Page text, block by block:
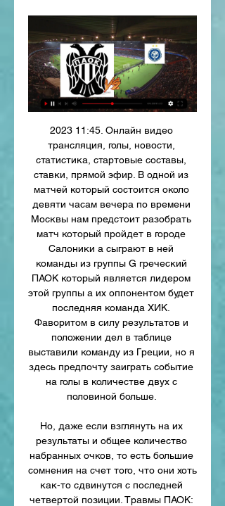
2023 11:45. Онлайн видео
трансляция, голы, новости,
статистика, стартовые составы,
ставки, прямой эфир. В одной из
матчей который состоится около
девяти часам вечера по времени
Москвы нам предстоит разобрать
матч который пройдет в городе
Салоники а сыграют в ней
команды из группы G греческий
ПАОК который является лидером
этой группы а их оппонентом будет
последняя команда ХИК.
Фаворитом в силу результатов и
положении дел в таблице
выставили команду из Греции, но я
здесь предпочту заиграть событие
на голы в количестве двух с
половиной больше.
Но, даже если взглянуть на их
результаты и общее количество
набранных очков, то есть большие
сомнения на счет того, что они хоть
как-то сдвинутся с последней
четвертой позиции. Травмы ПАОК: